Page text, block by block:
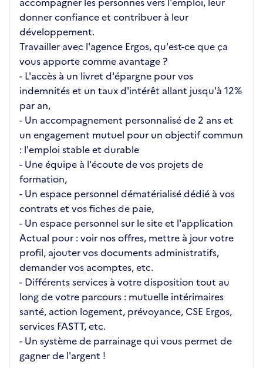
donner confiance et contribuer à leur
développement.
Travailler avec l'agence Ergos, qu'est-ce que ça
vous apporte comme avantage ?
- L'accès à un livret d'épargne pour vos
indemnités et un taux d'intérêt allant jusqu'à 12%
par an,
- Un accompagnement personnalisé de 2 ans et
un engagement mutuel pour un objectif commun
: l'emploi stable et durable
- Une équipe à l'écoute de vos projets de
formation,
- Un espace personnel dématérialisé dédié à vos
contrats et vos fiches de paie,
- Un espace personnel sur le site et l'application
Actual pour : voir nos offres, mettre à jour votre
profil, ajouter vos documents administratifs,
demander vos acomptes, etc.
- Différents services à votre disposition tout au
long de votre parcours : mutuelle intérimaires
santé, action logement, prévoyance, CSE Ergos,
services FASTT, etc.
- Un système de parrainage qui vous permet de
gagner de l'argent !